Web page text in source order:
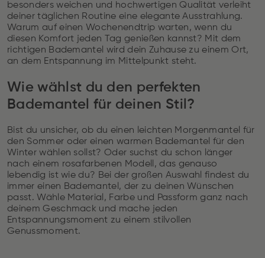
besonders weichen und hochwertigen Qualität verleiht
deiner täglichen Routine eine elegante Ausstrahlung.
Warum auf einen Wochenendtrip warten, wenn du
diesen Komfort jeden Tag genießen kannst? Mit dem
richtigen Bademantel wird dein Zuhause zu einem Ort,
an dem Entspannung im Mittelpunkt steht.
Wie wählst du den perfekten
Bademantel für deinen Stil?
Bist du unsicher, ob du einen leichten Morgenmantel für
den Sommer oder einen warmen Bademantel für den
Winter wählen sollst? Oder suchst du schon länger
nach einem rosafarbenen Modell, das genauso
lebendig ist wie du? Bei der großen Auswahl findest du
immer einen Bademantel, der zu deinen Wünschen
passt. Wähle Material, Farbe und Passform ganz nach
deinem Geschmack und mache jeden
Entspannungsmoment zu einem stilvollen
Genussmoment.